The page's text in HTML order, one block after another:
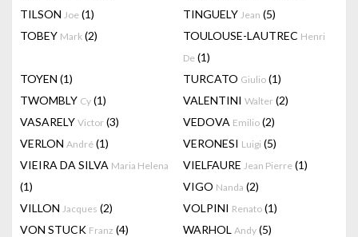
TILSON Joe (1) TINGUELY Jean (5)
TOBEY Mark (2) TOULOUSE-LAUTREC Henri
De (1)
TOYEN (1) TURCATO Giulio (1)
TWOMBLY Cy (1) VALENTINI Walter (2)
VASARELY Victor (3) VEDOVA Emilio (2)
VERLON André (1) VERONESI Luigi (5)
VIEIRA DA SILVA Maria Helena
(1)
VIELFAURE Jean Pierre (1)
VIGO Nanda (2)
VILLON Jacques (2) VOLPINI Renato (1)
VON STUCK Franz (4) WARHOL Andy (5)